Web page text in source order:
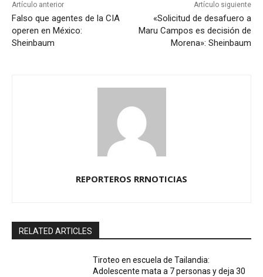
Artículo anterior
Falso que agentes de la CIA
operen en México:
Sheinbaum
Artículo siguiente
«Solicitud de desafuero a
Maru Campos es decisión de
Morena»: Sheinbaum
REPORTEROS RRNOTICIAS
RELATED ARTICLES
Tiroteo en escuela de Tailandia:
Adolescente mata a 7 personas y deja 30